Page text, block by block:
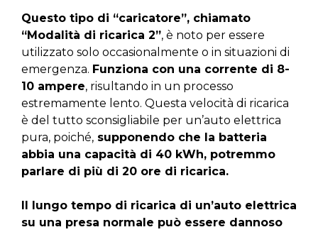
Questo tipo di “caricatore”, chiamato
“Modalità di ricarica 2”, è noto per essere
utilizzato solo occasionalmente o in situazioni di
emergenza. Funziona con una corrente di 8-
10 ampere, risultando in un processo
estremamente lento. Questa velocità di ricarica
è del tutto sconsigliabile per un’auto elettrica
pura, poiché, supponendo che la batteria
abbia una capacità di 40 kWh, potremmo
parlare di più di 20 ore di ricarica.
Il lungo tempo di ricarica di un’auto elettrica
su una presa normale può essere dannoso